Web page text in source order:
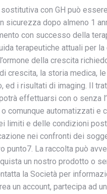
con GH può
sicurezza dopo almeno 1
con successo della
terapeutiche attuali per
della crescita
crescita, la storia medica,
ed i risultati di imaging. Il
effettuarsi con o senza
comunque automatizzati e
limiti e delle condizioni
nei confronti dei
punto7. La raccolta può
un nostro prodotto o
la Società per
un account, partecipa ad un